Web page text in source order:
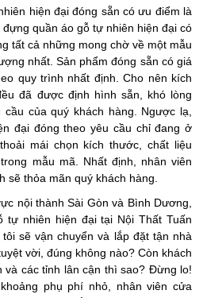
hiện đại đóng sẵn có ưu điểm là
quần áo gỗ tự nhiên hiện đại có
tất cả những mong chờ về một mẫu
nhất. Sản phẩm đóng sẵn có giá
quy trình nhất định. Cho nên kích
đã được định hình sẵn, khó lòng
của quý khách hàng. Ngược lạ,
đại đóng theo yêu cầu chỉ đang ở
mái chọn kích thước, chất liệu
mẫu mã. Nhất định, nhân viên
sẽ thỏa mãn quý khách hàng.
nội thành Sài Gòn và Bình Dương,
tự nhiên hiện đại tại Nội Thất Tuấn
sẽ vận chuyển và lắp đặt tận nhà
vời, đúng không nào? Còn khách
và các tỉnh lân cận thì sao? Đừng lo!
phụ phí nhỏ, nhân viên cửa